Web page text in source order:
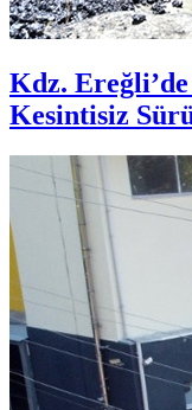
Kdz. Ereğli’de
Kesintisiz